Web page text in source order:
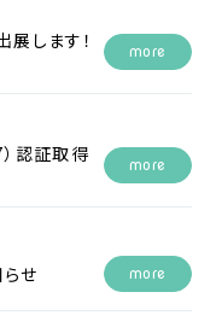
します！
more
認証取得
more
せ more